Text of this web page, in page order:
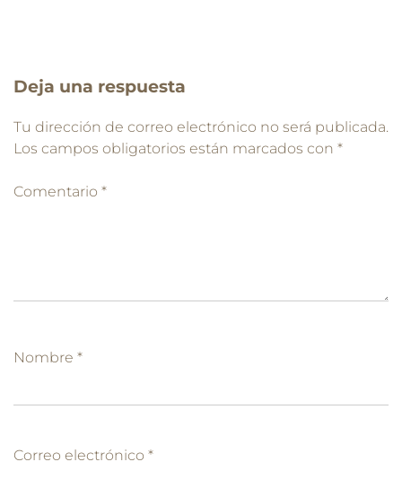
Deja una respuesta
Tu dirección de correo electrónico no será publicada.
Los campos obligatorios están marcados con *
Comentario *
Nombre *
Correo electrónico *